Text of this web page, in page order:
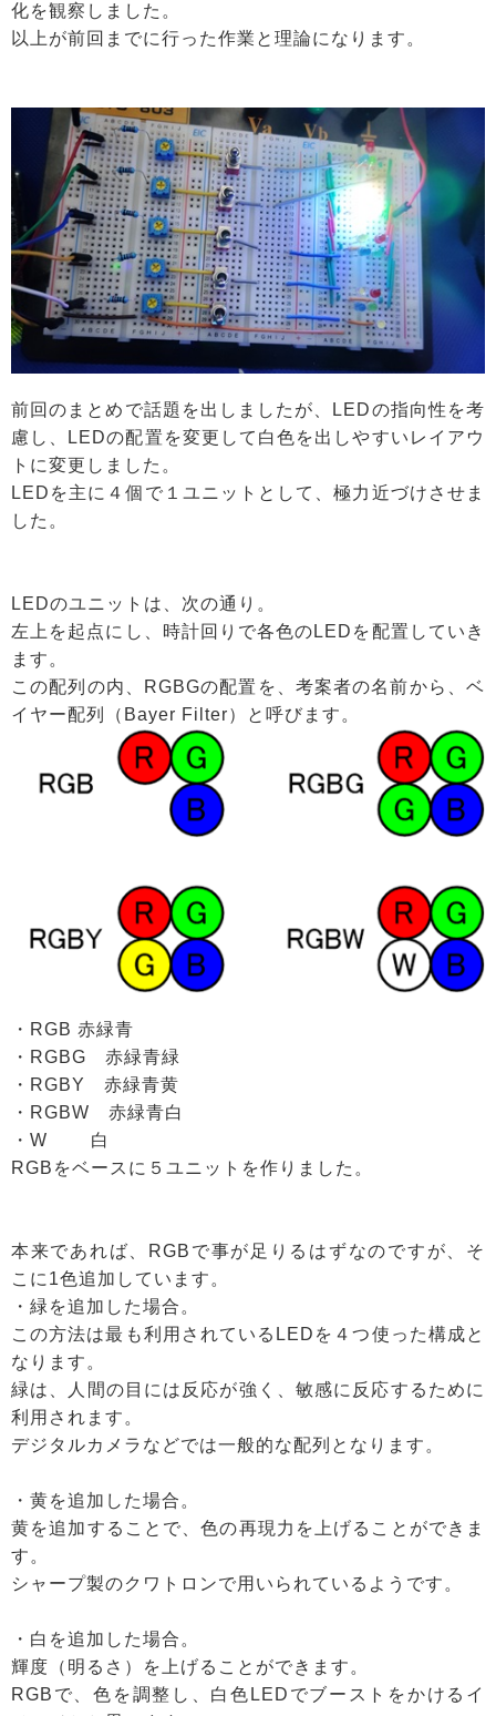
化を観察しました。
以上が前回までに行った作業と理論になります。
前回のまとめで話題を出しましたが、LEDの指向性を考
慮し、LEDの配置を変更して白色を出しやすいレイアウ
トに変更しました。
LEDを主に４個で１ユニットとして、極力近づけさせま
した。
LEDのユニットは、次の通り。
左上を起点にし、時計回りで各色のLEDを配置していき
ます。
この配列の内、RGBGの配置を、考案者の名前から、ベ
イヤー配列（Bayer Filter）と呼びます。
・RGB 赤緑青
・RGBG 赤緑青緑
・RGBY 赤緑青黄
・RGBW 赤緑青白
・W 白
RGBをベースに５ユニットを作りました。
本来であれば、RGBで事が足りるはずなのですが、そ
こに1色追加しています。
・緑を追加した場合。
この方法は最も利用されているLEDを４つ使った構成と
なります。
緑は、人間の目には反応が強く、敏感に反応するために
利用されます。
デジタルカメラなどでは一般的な配列となります。
・黄を追加した場合。
黄を追加することで、色の再現力を上げることができま
す。
シャープ製のクワトロンで用いられているようです。
・白を追加した場合。
輝度（明るさ）を上げることができます。
RGBで、色を調整し、白色LEDでブーストをかけるイ